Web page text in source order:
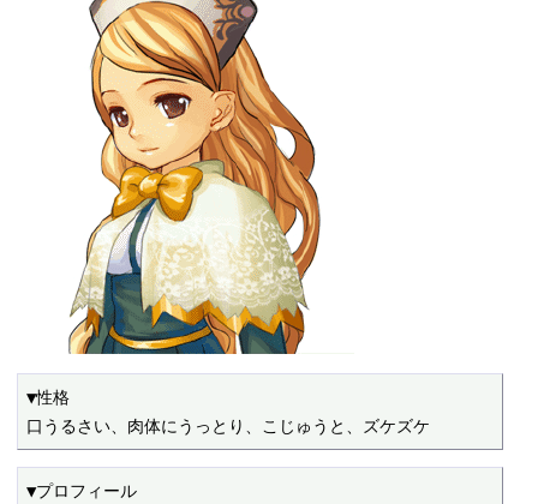
▼性格
口うるさい、肉体にうっとり、こじゅうと、ズケズケ
▼プロフィール